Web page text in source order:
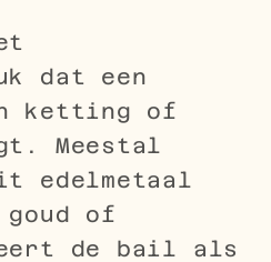
dat een
ketting of
Meestal
edelmetaal
of
de bail als